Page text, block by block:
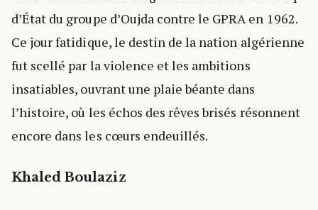
d’État du groupe d’Oujda contre le GPRA en 1962.
Ce jour fatidique, le destin de la nation algérienne
fut scellé par la violence et les ambitions
insatiables, ouvrant une plaie béante dans
l’histoire, où les échos des rêves brisés résonnent
encore dans les cœurs endeuillés.
Khaled Boulaziz